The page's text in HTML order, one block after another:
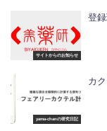
サイトからのお知らせ
登
yama-chanの研究日記
カ